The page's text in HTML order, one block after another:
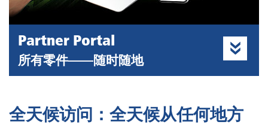
Partner Portal
所有零件——随时随地
全天候访问：全天候从任何地方